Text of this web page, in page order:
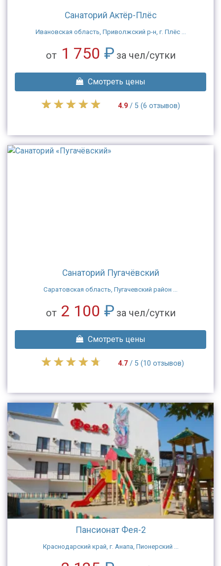
Санаторий Актёр-Плёс
Ивановская область, Приволжский р-н, г. Плёс ...
от 1 750 ₽ за чел/сутки
Смотреть цены
4.9/ 5 (6 отзывов)
Санаторий Пугачёвский
Саратовская область, Пугачевский район ...
от 2 100 ₽ за чел/сутки
Смотреть цены
4.7/ 5 (10 отзывов)
Пансионат Фея-2
Краснодарский край, г. Анапа, Пионерский ...